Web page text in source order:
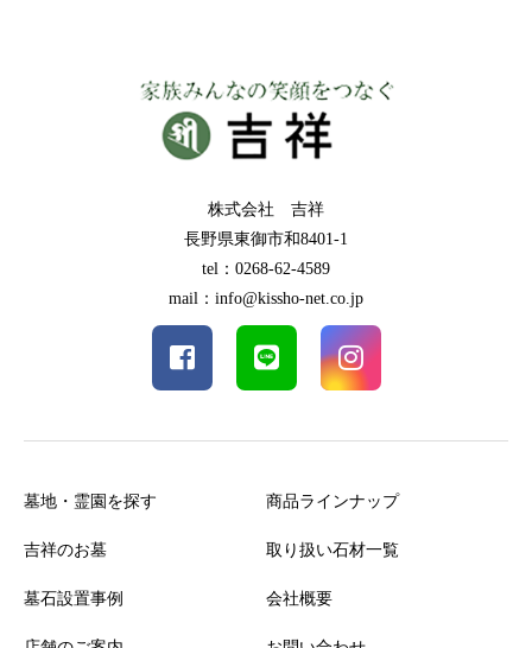
株式会社 吉祥
長野県東御市和8401-1
tel：0268-62-4589
mail：info@kissho-net.co.jp
墓地・霊園を探す
吉祥のお墓
墓石設置事例
商品ラインナップ
取り扱い石材一覧
会社概要